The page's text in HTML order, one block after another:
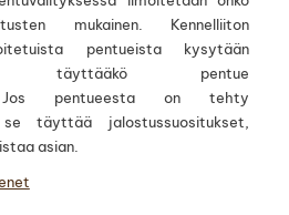
mukainen. Kennelliiton
pentueista kysytään
täyttääkö pentue
Jos pentueesta on tehty
täyttää jalostussuositukset,
asian.